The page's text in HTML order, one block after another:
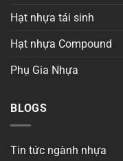
Hạt nhựa tái sinh
Hạt nhựa Compound
Phụ Gia Nhựa
BLOGS
Tin tức ngành nhựa